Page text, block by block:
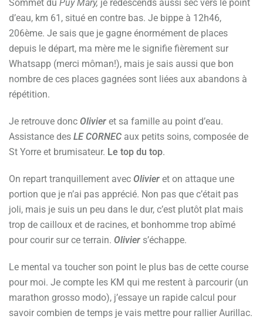
Sommet du Puy Mary, je redescends aussi sec vers le point
d’eau, km 61, situé en contre bas. Je bippe à 12h46,
206ème. Je sais que je gagne énormément de places
depuis le départ, ma mère me le signifie fièrement sur
Whatsapp (merci môman!), mais je sais aussi que bon
nombre de ces places gagnées sont liées aux abandons à
répétition.
Je retrouve donc Olivier et sa famille au point d’eau.
Assistance des LE CORNEC aux petits soins, composée de
St Yorre et brumisateur. Le top du top.
On repart tranquillement avec Olivier et on attaque une
portion que je n’ai pas apprécié. Non pas que c’était pas
joli, mais je suis un peu dans le dur, c’est plutôt plat mais
trop de cailloux et de racines, et bonhomme trop abîmé
pour courir sur ce terrain. Olivier s’échappe.
Le mental va toucher son point le plus bas de cette course
pour moi. Je compte les KM qui me restent à parcourir (un
marathon grosso modo), j’essaye un rapide calcul pour
savoir combien de temps je vais mettre pour rallier Aurillac.